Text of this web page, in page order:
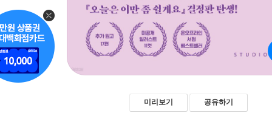
미리보기 공유하기